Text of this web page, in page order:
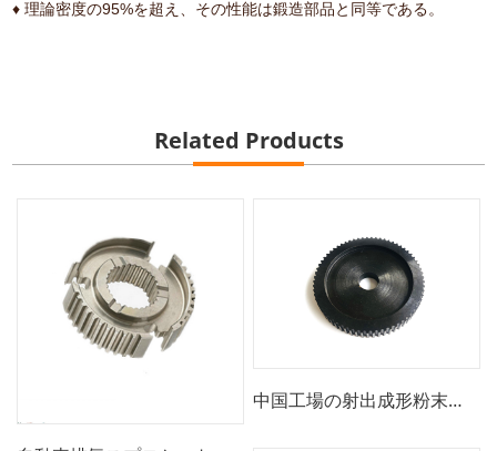
♦ 理論密度の95%を超え、その性能は鍛造部品と同等である。
Related Products
中国工場の射出成形粉末金属構造部品